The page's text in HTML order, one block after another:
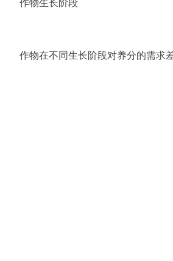
作物生长阶段
作物在不同生长阶段对养分的需求